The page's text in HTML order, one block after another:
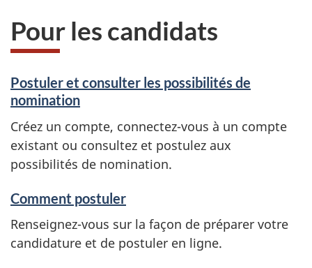
Pour les candidats
Postuler et consulter les possibilités de
nomination
Créez un compte, connectez-vous à un compte
existant ou consultez et postulez aux
possibilités de nomination.
Comment postuler
Renseignez-vous sur la façon de préparer votre
candidature et de postuler en ligne.